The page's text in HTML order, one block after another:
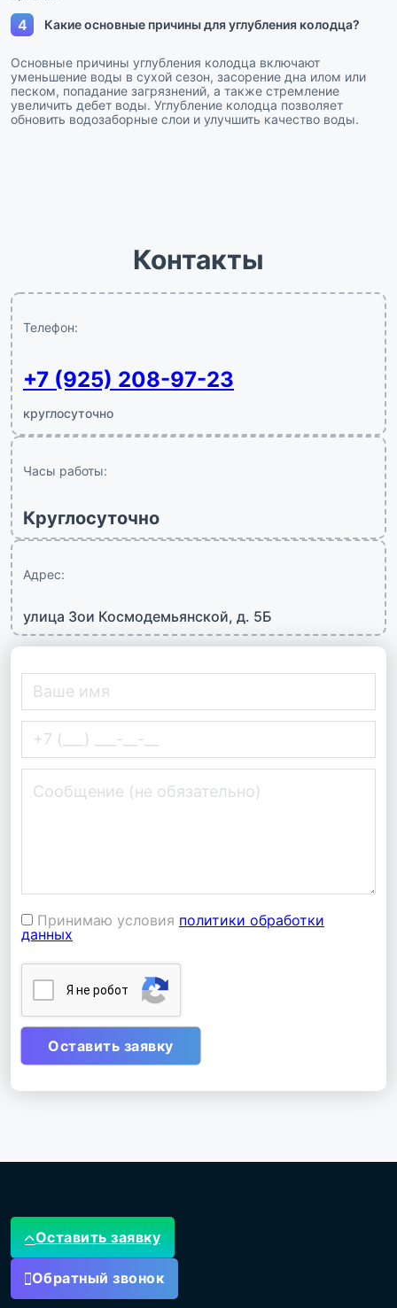
4 Какие основные причины для углубления колодца?
Основные причины углубления колодца включают
уменьшение воды в сухой сезон, засорение дна илом или
песком, попадание загрязнений, а также стремление
увеличить дебет воды. Углубление колодца позволяет
обновить водозаборные слои и улучшить качество воды.
Контакты
Телефон:
+7 (925) 208-97-23
круглосуточно
Часы работы:
Круглосуточно
Адрес:
улица Зои Космодемьянской, д. 5Б
Принимаю условия политики обработки
данных
Я нe poбoт
Оставить заявку
Обратный звонок